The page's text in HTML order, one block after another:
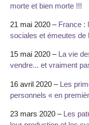
morte et bien morte !!!
21 mai 2020 – France :
sociales et émeutes de
15 mai 2020 – La vie
vendre... et vraiment
16 avril 2020 – Les
personnels « en
23 mars 2020 – Les